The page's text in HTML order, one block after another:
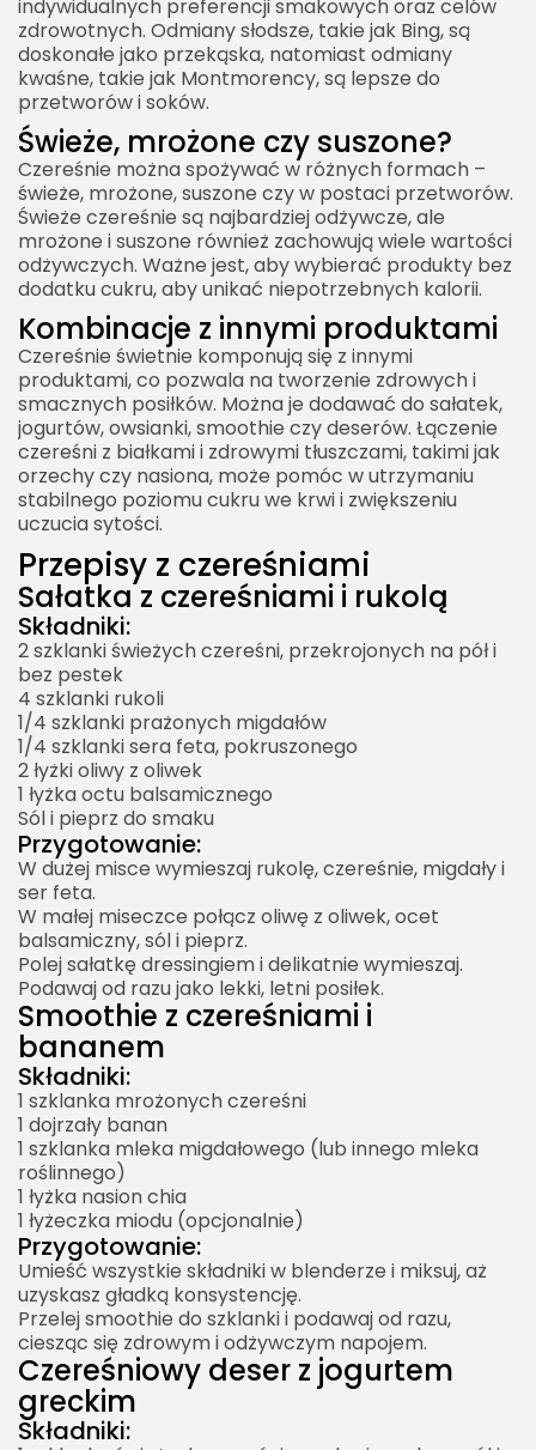
indywidualnych preferencji smakowych oraz celów
zdrowotnych. Odmiany słodsze, takie jak Bing, są
doskonałe jako przekąska, natomiast odmiany
kwaśne, takie jak Montmorency, są lepsze do
przetworów i soków.
Świeże, mrożone czy suszone?
Czereśnie można spożywać w różnych formach –
świeże, mrożone, suszone czy w postaci przetworów.
Świeże czereśnie są najbardziej odżywcze, ale
mrożone i suszone również zachowują wiele wartości
odżywczych. Ważne jest, aby wybierać produkty bez
dodatku cukru, aby unikać niepotrzebnych kalorii.
Kombinacje z innymi produktami
Czereśnie świetnie komponują się z innymi
produktami, co pozwala na tworzenie zdrowych i
smacznych posiłków. Można je dodawać do sałatek,
jogurtów, owsianki, smoothie czy deserów. Łączenie
czereśni z białkami i zdrowymi tłuszczami, takimi jak
orzechy czy nasiona, może pomóc w utrzymaniu
stabilnego poziomu cukru we krwi i zwiększeniu
uczucia sytości.
Przepisy z czereśniami
Sałatka z czereśniami i rukolą
Składniki:
2 szklanki świeżych czereśni, przekrojonych na pół i
bez pestek
4 szklanki rukoli
1/4 szklanki prażonych migdałów
1/4 szklanki sera feta, pokruszonego
2 łyżki oliwy z oliwek
1 łyżka octu balsamicznego
Sól i pieprz do smaku
Przygotowanie:
W dużej misce wymieszaj rukolę, czereśnie, migdały i
ser feta.
W małej miseczce połącz oliwę z oliwek, ocet
balsamiczny, sól i pieprz.
Polej sałatkę dressingiem i delikatnie wymieszaj.
Podawaj od razu jako lekki, letni posiłek.
Smoothie z czereśniami i
bananem
Składniki:
1 szklanka mrożonych czereśni
1 dojrzały banan
1 szklanka mleka migdałowego (lub innego mleka
roślinnego)
1 łyżka nasion chia
1 łyżeczka miodu (opcjonalnie)
Przygotowanie:
Umieść wszystkie składniki w blenderze i miksuj, aż
uzyskasz gładką konsystencję.
Przelej smoothie do szklanki i podawaj od razu,
ciesząc się zdrowym i odżywczym napojem.
Czereśniowy deser z jogurtem
greckim
Składniki: